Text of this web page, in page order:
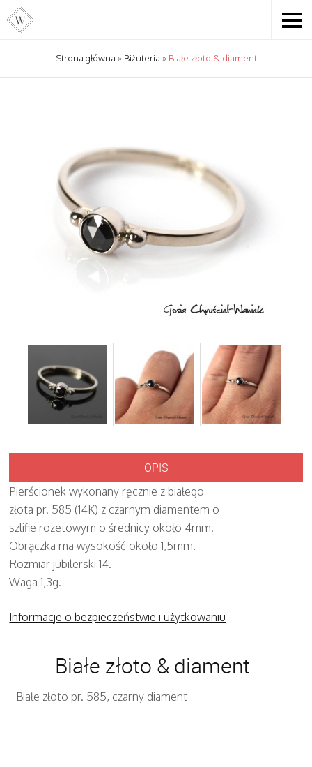
Strona główna » Biżuteria » Białe złoto & diament
OPIS
Pierścionek wykonany ręcznie z białego
złota pr. 585 (14K) z czarnym diamentem o
szlifie rozetowym o średnicy około 4mm.
Obrączka ma wysokość około 1,5mm.
Rozmiar jubilerski 14.
Waga 1,3g.
Informacje o bezpieczeństwie i użytkowaniu
Białe złoto & diament
Białe złoto pr. 585, czarny diament